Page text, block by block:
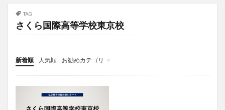
TAG
さくら国際高等学校東京校
新着順 人気順
お勧めカテゴリ
投稿
学び
マンガ
電子書籍